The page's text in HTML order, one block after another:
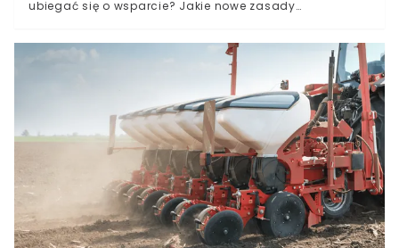
ubiegać się o wsparcie? Jakie nowe zasady